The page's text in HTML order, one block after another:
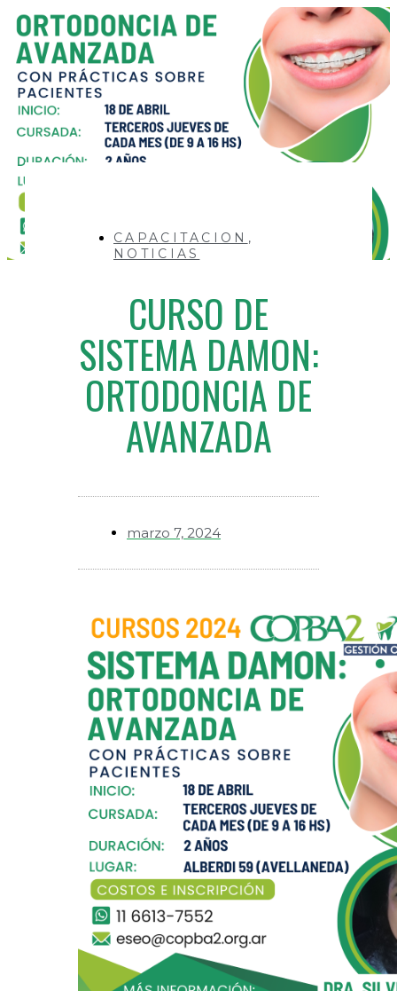
CAPACITACION ,
NOTICIAS
CURSO DE
SISTEMA DAMON:
ORTODONCIA DE
AVANZADA
marzo 7, 2024